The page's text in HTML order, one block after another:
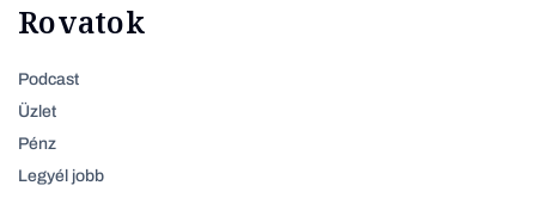
Rovatok
Podcast
Üzlet
Pénz
Legyél jobb